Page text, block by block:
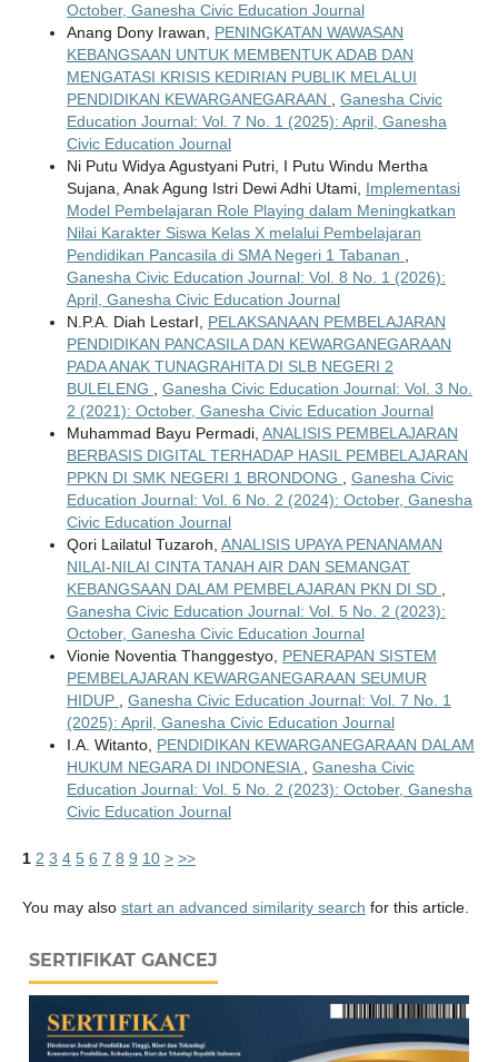
October, Ganesha Civic Education Journal
Anang Dony Irawan, PENINGKATAN WAWASAN
KEBANGSAAN UNTUK MEMBENTUK ADAB DAN
MENGATASI KRISIS KEDIRIAN PUBLIK MELALUI
PENDIDIKAN KEWARGANEGARAAN
Ganesha Civic
Education Journal: Vol. 7 No. 1 (2025): April, Ganesha
Civic Education Journal
Ni Putu Widya Agustyani Putri, I Putu Windu Mertha
Sujana, Anak Agung Istri Dewi Adhi Utami, Implementasi
Model Pembelajaran Role Playing dalam Meningkatkan
Nilai Karakter Siswa Kelas X melalui Pembelajaran
Pendidikan Pancasila di SMA Negeri 1 Tabanan
Ganesha Civic Education Journal: Vol. 8 No. 1 (2026):
April, Ganesha Civic Education Journal
N.P.A. Diah LestarI, PELAKSANAAN PEMBELAJARAN
PENDIDIKAN PANCASILA DAN KEWARGANEGARAAN
PADA ANAK TUNAGRAHITA DI SLB NEGERI 2
BULELENG
Ganesha Civic Education Journal: Vol. 3 No.
2 (2021): October, Ganesha Civic Education Journal
Muhammad Bayu Permadi, ANALISIS PEMBELAJARAN
BERBASIS DIGITAL TERHADAP HASIL PEMBELAJARAN
PPKN DI SMK NEGERI 1 BRONDONG
Ganesha Civic
Education Journal: Vol. 6 No. 2 (2024): October, Ganesha
Civic Education Journal
Qori Lailatul Tuzaroh, ANALISIS UPAYA PENANAMAN
NILAI-NILAI CINTA TANAH AIR DAN SEMANGAT
KEBANGSAAN DALAM PEMBELAJARAN PKN DI SD
Ganesha Civic Education Journal: Vol. 5 No. 2 (2023):
October, Ganesha Civic Education Journal
Vionie Noventia Thanggestyo, PENERAPAN SISTEM
PEMBELAJARAN KEWARGANEGARAAN SEUMUR
HIDUP
Ganesha Civic Education Journal: Vol. 7 No. 1
(2025): April, Ganesha Civic Education Journal
I.A. Witanto, PENDIDIKAN KEWARGANEGARAAN DALAM
HUKUM NEGARA DI INDONESIA
Ganesha Civic
Education Journal: Vol. 5 No. 2 (2023): October, Ganesha
Civic Education Journal
1 2 3 4 5 6 7 8 9 10 > >>
You may also start an advanced similarity search for this article.
SERTIFIKAT GANCEJ